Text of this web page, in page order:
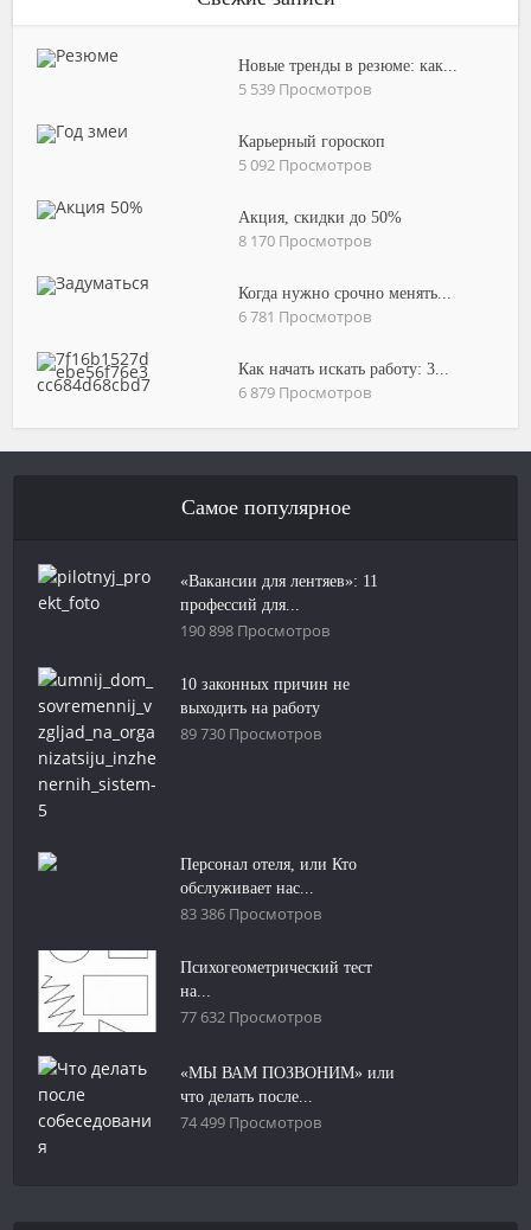
Новые тренды в резюме: как...
5 539 Просмотров
Карьерный гороскоп
5 092 Просмотров
Акция, скидки до 50%
8 170 Просмотров
Когда нужно срочно менять...
6 781 Просмотров
Как начать искать работу: 3...
6 879 Просмотров
Самое популярное
«Вакансии для лентяев»: 11
профессий для...
190 898 Просмотров
10 законных причин не
выходить на работу
89 730 Просмотров
Персонал отеля, или Кто
обслуживает нас...
83 386 Просмотров
Психогеометрический тест
на...
77 632 Просмотров
«МЫ ВАМ ПОЗВОНИМ» или
что делать после...
74 499 Просмотров